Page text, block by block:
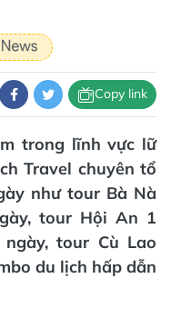
Copy link
trong lĩnh vực lữ
Travel chuyên tổ
như tour Bà Nà
tour Hội An 1
tour Cù Lao
du lịch hấp dẫn